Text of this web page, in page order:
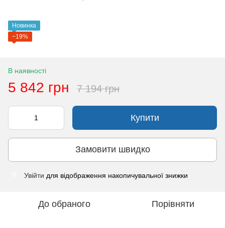
Новинка
−19%
В наявності
5 842 грн 7 194 грн
Купити
Замовити швидко
Увійти для відображення накопичувальної знижки
До обраного Порівняти